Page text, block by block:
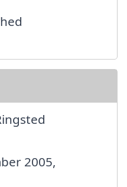
2005,